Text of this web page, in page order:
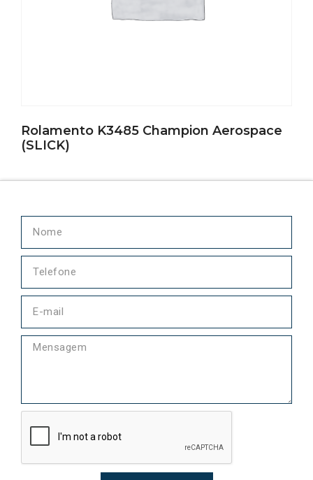
Rolamento K3485 Champion Aerospace
(SLICK)